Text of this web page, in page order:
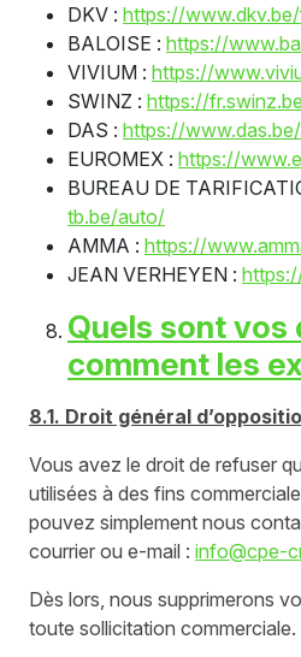
DKV : https://
BALOISE : https://
VIVIUM : https://
SWINZ : https://
DAS : https://
EUROMEX : https://
BUREAU DE
tb.be/auto/
AMMA : https://
JEAN VERHEYEN :
Quels sont vos
comment les
8.1. Droit général
Vous avez le droit de refuser
utilisées à des fins
pouvez simplement nous
courrier ou e-mail : info@cpe-
Dès lors, nous supprimerons
toute sollicitation commerciale.